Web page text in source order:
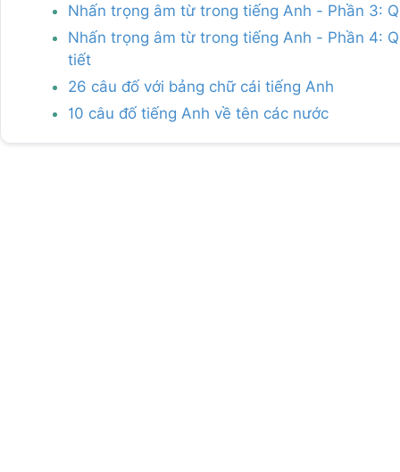
Nhấn trọng âm từ trong tiếng Anh - Phần 3:
Nhấn trọng âm từ trong tiếng Anh - Phần 4:
tiết
26 câu đố với bảng chữ cái tiếng Anh
10 câu đố tiếng Anh về tên các nước